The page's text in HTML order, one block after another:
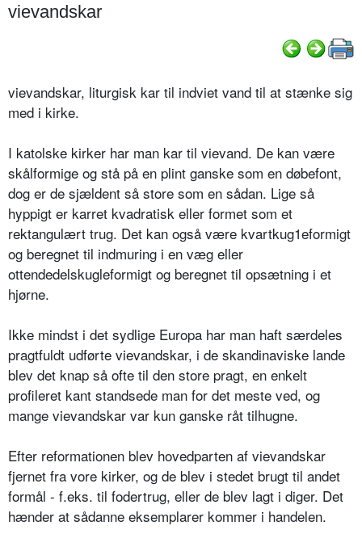
vievandskar
vievandskar, liturgisk kar til indviet vand til at stænke sig
med i kirke.
I katolske kirker har man kar til vievand. De kan være
skålformige og stå på en plint ganske som en døbefont,
dog er de sjældent så store som en sådan. Lige så
hyppigt er karret kvadratisk eller formet som et
rektangulært trug. Det kan også være kvartkug1eformigt
og beregnet til indmuring i en væg eller
ottendedelskugleformigt og beregnet til opsætning i et
hjørne.
Ikke mindst i det sydlige Europa har man haft særdeles
pragtfuldt udførte vievandskar, i de skandinaviske lande
blev det knap så ofte til den store pragt, en enkelt
profileret kant standsede man for det meste ved, og
mange vievandskar var kun ganske råt tilhugne.
Efter reformationen blev hovedparten af vievandskar
fjernet fra vore kirker, og de blev i stedet brugt til andet
formål - f.eks. til fodertrug, eller de blev lagt i diger. Det
hænder at sådanne eksemplarer kommer i handelen.